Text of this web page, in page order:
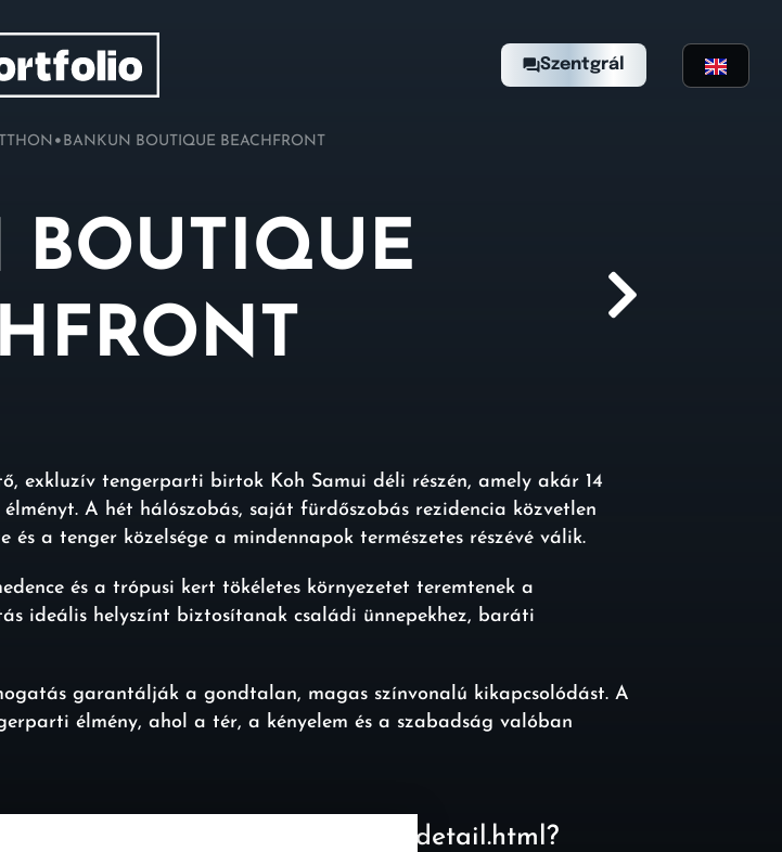
Szentgrál
• BANKUN BOUTIQUE BEACHFRONT
BOUTIQUE
exkluzív tengerparti birtok Koh Samui déli részén, amely akár 14
A hét hálószobás, saját fürdőszobás rezidencia közvetlen
a tenger közelsége a mindennapok természetes részévé válik.
és a trópusi kert tökéletes környezetet teremtenek a
ideális helyszínt biztosítanak családi ünnepekhez, baráti
garantálják a gondtalan, magas színvonalú kikapcsolódást. A
élmény, ahol a tér, a kényelem és a szabadság valóban
en/villa-detail.html?